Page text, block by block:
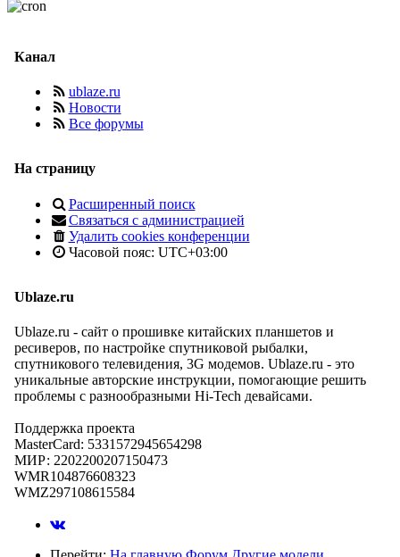
Канал
ublaze.ru
Новости
Все форумы
На страницу
Расширенный поиск
Связаться с администрацией
Удалить cookies конференции
Часовой пояс: UTC+03:00
Ublaze.ru
Ublaze.ru - сайт о прошивке китайских планшетов и
ресиверов, по настройке спутниковой рыбалки,
спутникового телевидения, 3G модемов. Ublaze.ru - это
уникальные авторские инструкции, помогающие решить
проблемы с разнообразными Hi-Tech девайсами.
Поддержка проекта
MasterCard: 5331572945654298
МИР: 2202200207150473
WMR104876608323
WMZ297108615584